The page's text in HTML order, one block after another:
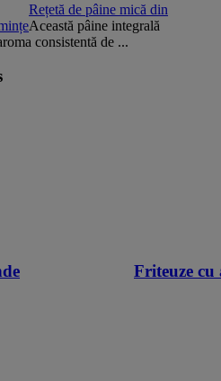
Rețetă de pâine mică din
Această pâine integrală
consistentă de ...
Friteuze cu